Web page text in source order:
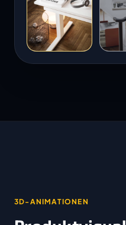
3D-ANIMATIONEN